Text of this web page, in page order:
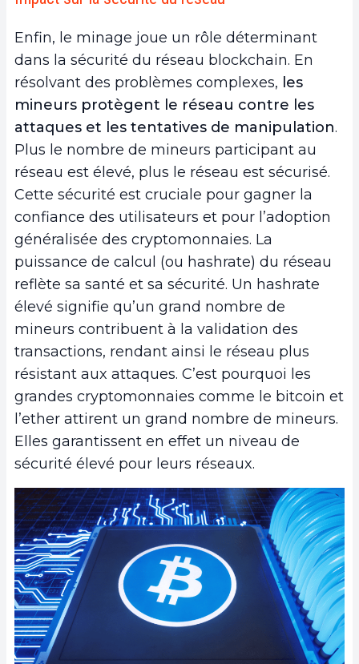
Enfin, le minage joue un rôle déterminant
dans la sécurité du réseau blockchain. En
résolvant des problèmes complexes, les
mineurs protègent le réseau contre les
attaques et les tentatives de manipulation.
Plus le nombre de mineurs participant au
réseau est élevé, plus le réseau est sécurisé.
Cette sécurité est cruciale pour gagner la
confiance des utilisateurs et pour l’adoption
généralisée des cryptomonnaies. La
puissance de calcul (ou hashrate) du réseau
reflète sa santé et sa sécurité. Un hashrate
élevé signifie qu’un grand nombre de
mineurs contribuent à la validation des
transactions, rendant ainsi le réseau plus
résistant aux attaques. C’est pourquoi les
grandes cryptomonnaies comme le bitcoin et
l’ether attirent un grand nombre de mineurs.
Elles garantissent en effet un niveau de
sécurité élevé pour leurs réseaux.